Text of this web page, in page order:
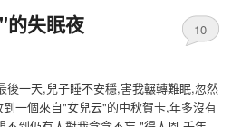
的失眠夜 10
一天,兒子睡不安穩,害我輾轉難眠,忽然
一個來自"女兒云"的中秋賀卡,年多沒有